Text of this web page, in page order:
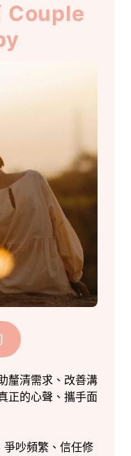
Couple
釐清需求、改善溝
正的心聲、攜手面
吵頻繁、信任修